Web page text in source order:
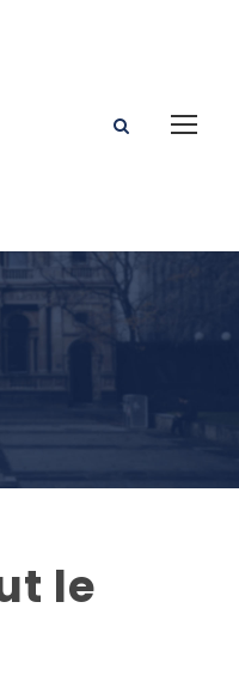
le